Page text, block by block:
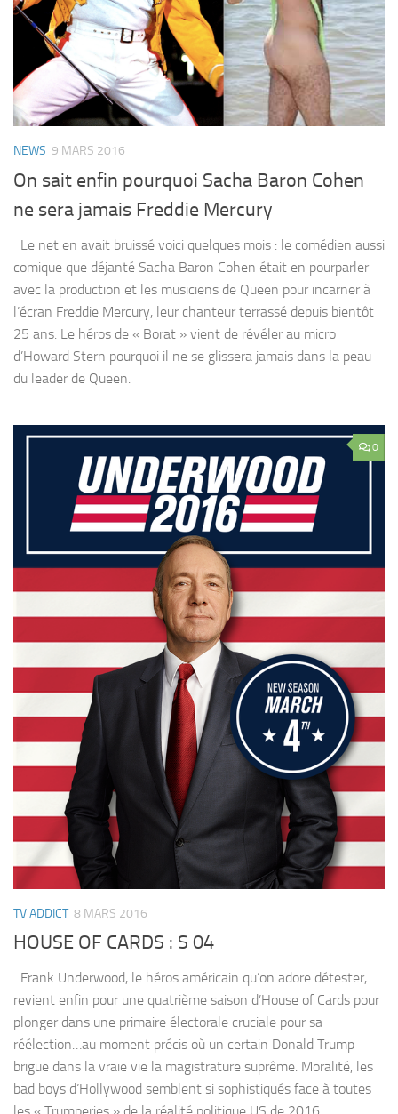
NEWS 9 MARS 2016
On sait enfin pourquoi Sacha Baron Cohen
ne sera jamais Freddie Mercury
Le net en avait bruissé voici quelques mois : le comédien aussi
comique que déjanté Sacha Baron Cohen était en pourparler
avec la production et les musiciens de Queen pour incarner à
l’écran Freddie Mercury, leur chanteur terrassé depuis bientôt
25 ans. Le héros de « Borat » vient de révéler au micro
d’Howard Stern pourquoi il ne se glissera jamais dans la peau
du leader de Queen.
0
TV ADDICT 8 MARS 2016
HOUSE OF CARDS : S 04
Frank Underwood, le héros américain qu’on adore détester,
revient enfin pour une quatrième saison d’House of Cards pour
plonger dans une primaire électorale cruciale pour sa
réélection…au moment précis où un certain Donald Trump
brigue dans la vraie vie la magistrature suprême. Moralité, les
bad boys d’Hollywood semblent si sophistiqués face à toutes